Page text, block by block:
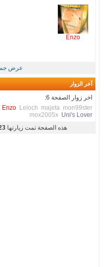
Enzo
عرض
آخر الزوار
اخر زوار الصفحة 6:
Enzo Leloch majeta mon99ster
mox2005x Uni's Lover
هذه الصفحة تمت زيارتها